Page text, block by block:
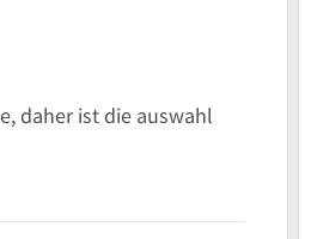
daher ist die auswahl